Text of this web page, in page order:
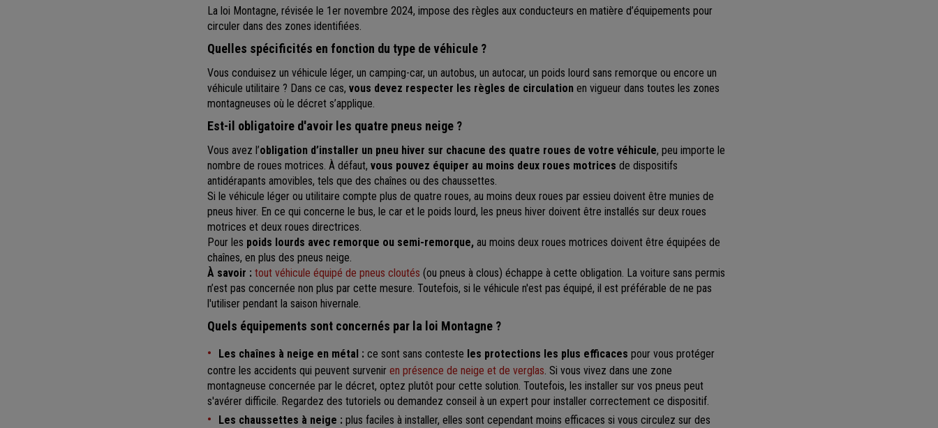
La loi Montagne, révisée le 1er novembre 2024, impose des règles aux conducteurs en matière d’équipements pour
circuler dans des zones identifiées.
Quelles spécificités en fonction du type de véhicule ?
Vous conduisez un véhicule léger, un camping-car, un autobus, un autocar, un poids lourd sans remorque ou encore un
véhicule utilitaire ? Dans ce cas, vous devez respecter les règles de circulation en vigueur dans toutes les zones
montagneuses où le décret s’applique.
Est-il obligatoire d'avoir les quatre pneus neige ?
Vous avez l’obligation d’installer un pneu hiver sur chacune des quatre roues de votre véhicule, peu importe le
nombre de roues motrices. À défaut, vous pouvez équiper au moins deux roues motrices de dispositifs
antidérapants amovibles, tels que des chaînes ou des chaussettes.
Si le véhicule léger ou utilitaire compte plus de quatre roues, au moins deux roues par essieu doivent être munies de
pneus hiver. En ce qui concerne le bus, le car et le poids lourd, les pneus hiver doivent être installés sur deux roues
motrices et deux roues directrices.
Pour les poids lourds avec remorque ou semi-remorque, au moins deux roues motrices doivent être équipées de
chaînes, en plus des pneus neige.
À savoir : tout véhicule équipé de pneus cloutés (ou pneus à clous) échappe à cette obligation. La voiture sans permis
n’est pas concernée non plus par cette mesure. Toutefois, si le véhicule n'est pas équipé, il est préférable de ne pas
l'utiliser pendant la saison hivernale.
Quels équipements sont concernés par la loi Montagne ?
Les chaînes à neige en métal : ce sont sans conteste les protections les plus efficaces pour vous protéger
contre les accidents qui peuvent survenir en présence de neige et de verglas . Si vous vivez dans une zone
montagneuse concernée par le décret, optez plutôt pour cette solution. Toutefois, les installer sur vos pneus peut
s'avérer difficile. Regardez des tutoriels ou demandez conseil à un expert pour installer correctement ce dispositif.
Les chaussettes à neige : plus faciles à installer, elles sont cependant moins efficaces si vous circulez sur des